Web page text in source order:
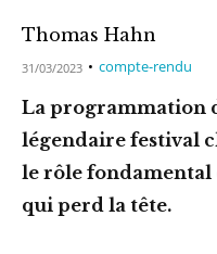
Thomas Hahn
31/03/2023 compte-rendu
La programmation
légendaire festival
le rôle fondamental
qui perd la tête.